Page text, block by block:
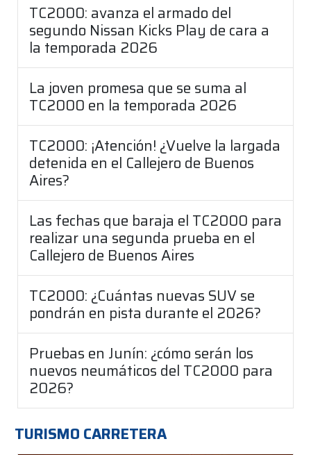
TC2000: avanza el armado del
segundo Nissan Kicks Play de cara a
la temporada 2026
La joven promesa que se suma al
TC2000 en la temporada 2026
TC2000: ¡Atención! ¿Vuelve la largada
detenida en el Callejero de Buenos
Aires?
Las fechas que baraja el TC2000 para
realizar una segunda prueba en el
Callejero de Buenos Aires
TC2000: ¿Cuántas nuevas SUV se
pondrán en pista durante el 2026?
Pruebas en Junín: ¿cómo serán los
nuevos neumáticos del TC2000 para
2026?
TURISMO CARRETERA